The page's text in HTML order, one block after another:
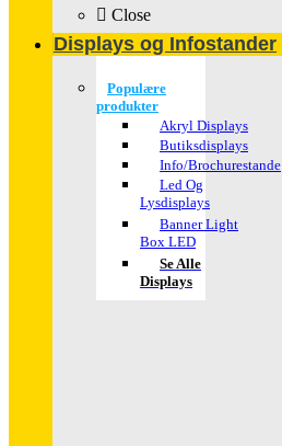
Close
Displays og Infostander
Populære
produkter
Akryl Displays
Butiksdisplays
Info/Brochurestande
Led Og
Lysdisplays
Banner Light
Box LED
Se Alle
Displays